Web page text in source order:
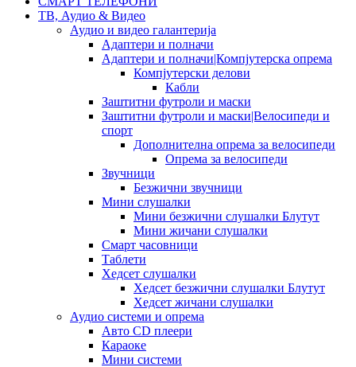
ТВ, Аудио & Видео
Аудио и видео галантерија
Адаптери и полначи
Адаптери и полначи|Компјутерска опрема
Компјутерски делови
Кабли
Заштитни футроли и маски
Заштитни футроли и маски|Велосипеди и
спорт
Дополнителна опрема за велосипеди
Опрема за велосипеди
Звучници
Безжични звучници
Мини слушалки
Мини безжични слушалки Блутут
Мини жичани слушалки
Смарт часовници
Таблети
Хедсет слушалки
Хедсет безжични слушалки Блутут
Хедсет жичани слушалки
Аудио системи и опрема
Авто CD плеери
Караоке
Мини системи